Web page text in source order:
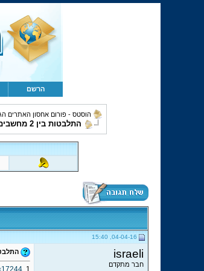
הרשם
הוסטס - פורום אחסון האתרים
התלבטות בין 2 מחשבים ניידים - דל או טושיבה?
israeli
חבר מתקדם
התלבטות בין 2
1.